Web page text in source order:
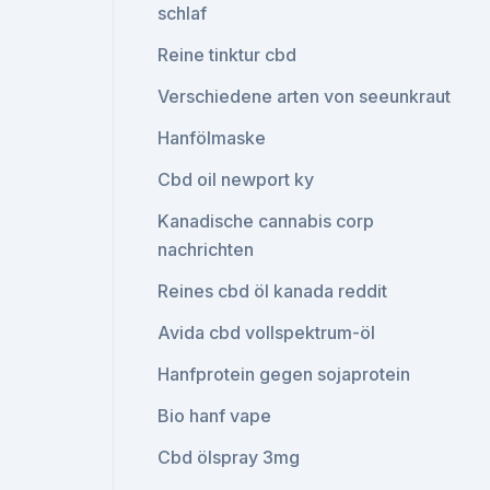
schlaf
Reine tinktur cbd
Verschiedene arten von seeunkraut
Hanfölmaske
Cbd oil newport ky
Kanadische cannabis corp
nachrichten
Reines cbd öl kanada reddit
Avida cbd vollspektrum-öl
Hanfprotein gegen sojaprotein
Bio hanf vape
Cbd ölspray 3mg